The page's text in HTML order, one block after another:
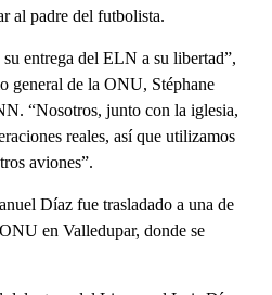
al padre del futbolista.
entrega del ELN a su libertad”,
general de la ONU, Stéphane
“Nosotros, junto con la iglesia,
reales, así que utilizamos
aviones”.
Díaz fue trasladado a una de
en Valledupar, donde se